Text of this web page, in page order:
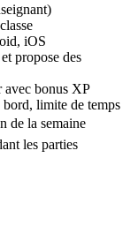
iOS
propose des
avec bonus XP
limite de temps
de la semaine
les parties